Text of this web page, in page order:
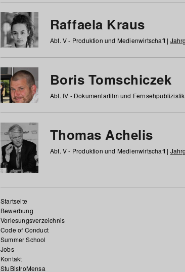
Raffaela Kraus
Abt. V - Produktion und Medienwirtschaft |
Boris Tomschiczek
Abt. IV - Dokumentarfilm und
Thomas Achelis
Abt. V - Produktion und Medienwirtschaft |
Startseite
Bewerbung
Vorlesungsverzeichnis
Code of Conduct
Summer School
Jobs
Kontakt
StuBistroMensa